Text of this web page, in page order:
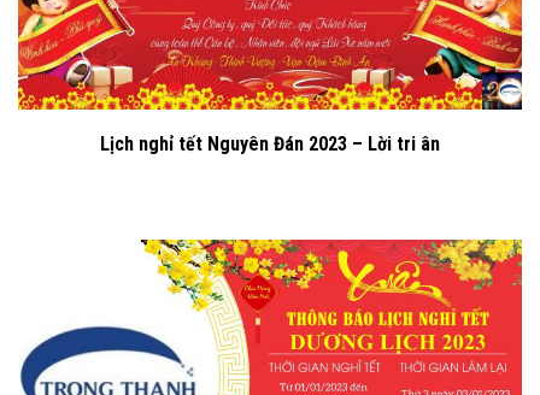
Lịch nghỉ tết Nguyên Đán 2023 – Lời tri ân